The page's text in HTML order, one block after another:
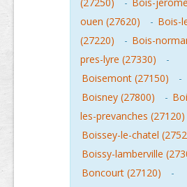
ouen (27620)
- Bois-
(27220)
- Bois-
pres-lyre (27330)
-
Boisemont (27150)
-
Boisney (27800)
-
les-prevanches (27120)
Boissey-le-chatel
Boissy-lamberville
Boncourt (27120)
-